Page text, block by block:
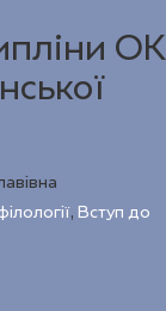
ОК
, Вступ до